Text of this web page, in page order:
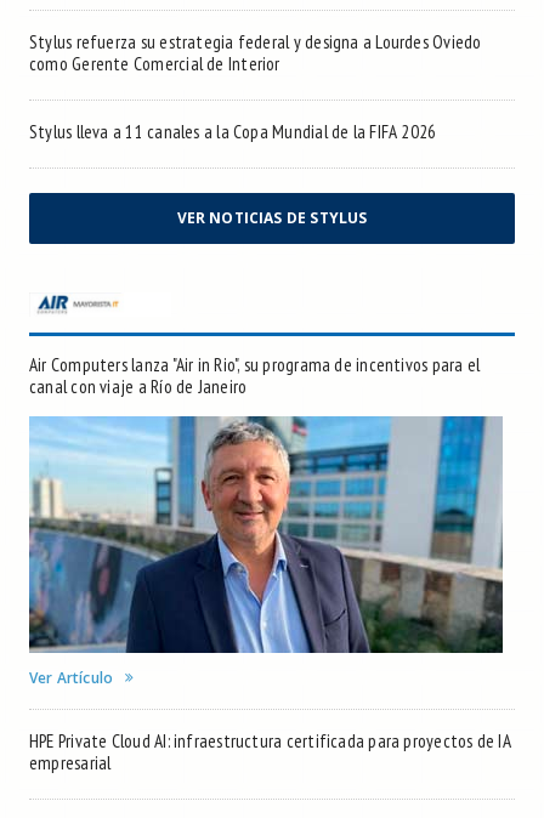
Stylus refuerza su estrategia federal y designa a Lourdes Oviedo
como Gerente Comercial de Interior
Stylus lleva a 11 canales a la Copa Mundial de la FIFA 2026
VER NOTICIAS DE STYLUS
Air Computers lanza "Air in Rio", su programa de incentivos para el
canal con viaje a Río de Janeiro
Ver Artículo
HPE Private Cloud AI: infraestructura certificada para proyectos de IA
empresarial